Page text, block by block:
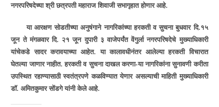
नगरपरिषदेच्या श्री छत्रपती महाराज शिवाजी सभागृहात होणार आहे.
या आरक्षण सोडतीच्या अनुषंगाने नागरिकांच्या हरकती व सुचना बुधवार दि.१५
जून ते मंगळवार दि. २१ जून दुपारी ३ वाजेपर्यंत वेंगुर्ला नगरपरिषदेचे मुख्याधिकारी
यांचेकडे सादर करावयाच्या आहेत. या कालावधीनंतर आलेल्या हरकती विचारात
घेतल्या जाणार नाहीत. हरकती व सुचना दाखल करणा-या नागरिकांना सुनावणी करीता
उपस्थित रहाण्यासाठी स्वतंत्रपणे कळविण्यात येणार असल्याची माहिती मुख्याधिकारी
डॉ. अमितकुमार सोंडगे यांनी केले आहे.